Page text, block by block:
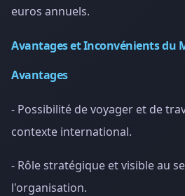
euros annuels.
Avantages et Inconvénients du
Avantages
- Possibilité de voyager et de
contexte international.
- Rôle stratégique et visible au
l'organisation.